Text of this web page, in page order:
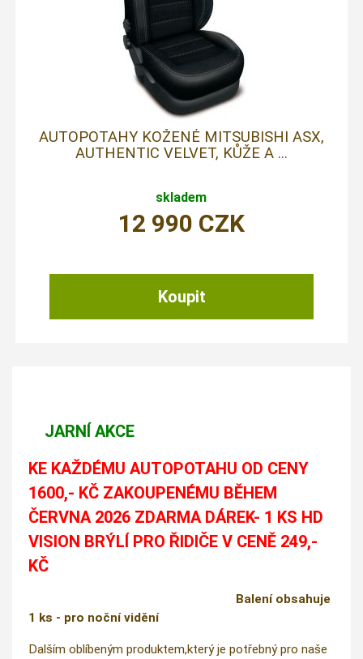
AUTOPOTAHY KOŽENÉ MITSUBISHI ASX,
AUTHENTIC VELVET, KŮŽE A ...
skladem
12 990 CZK
JARNÍ AKCE
KE KAŽDÉMU AUTOPOTAHU OD CENY
1600,- KČ ZAKOUPENÉMU BĚHEM
ČERVNA 2026 ZDARMA DÁREK- 1 KS HD
VISION BRÝLÍ PRO ŘIDIČE V CENĚ 249,-
KČ
Balení obsahuje
1 ks - pro noční vidění
Dalším oblíbeným produktem,který je potřebný pro naše